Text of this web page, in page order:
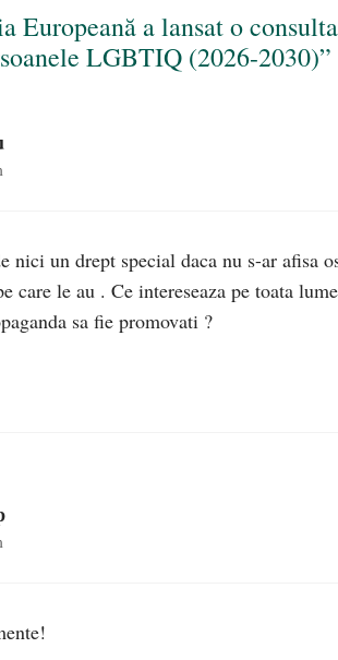
Europeană a lansat o
LGBTIQ (2026-2030)”
nici un drept special daca nu s-ar afisa
care le au . Ce intereseaza pe toata
sa fie promovati ?